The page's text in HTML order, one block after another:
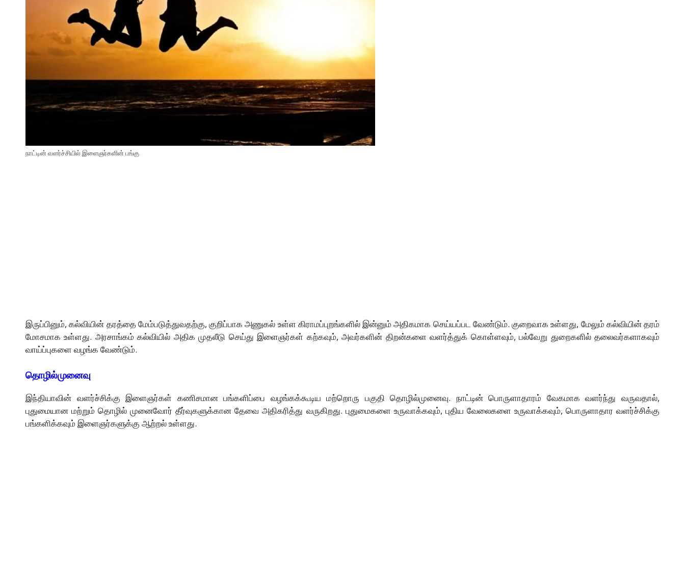
நாட்டின் வளர்ச்சியில் இளைஞர்களின் பங்கு
இருப்பினும், கல்வியின் தரத்தை மேம்படுத்துவதற்கு, குறிப்பாக அணுகல் உள்ள கிராமப்புறங்களில் இன்னும் அதிகமாக செய்யப்பட வேண்டும். குறைவாக உள்ளது, மேலும் கல்வியின் தரம்
மோசமாக உள்ளது. அரசாங்கம் கல்வியில் அதிக முதலீடு செய்து இளைஞர்கள் கற்கவும், அவர்களின் திறன்களை வளர்த்துக் கொள்ளவும், பல்வேறு துறைகளில் தலைவர்களாகவும்
வாய்ப்புகளை வழங்க வேண்டும்.
தொழில்முனைவு
இந்தியாவின் வளர்ச்சிக்கு இளைஞர்கள் கணிசமான பங்களிப்பை வழங்கக்கூடிய மற்றொரு பகுதி தொழில்முனைவு. நாட்டின் பொருளாதாரம் வேகமாக வளர்ந்து வருவதால்,
புதுமையான மற்றும் தொழில் முனைவோர் தீர்வுகளுக்கான தேவை அதிகரித்து வருகிறது. புதுமைகளை உருவாக்கவும், புதிய வேலைகளை உருவாக்கவும், பொருளாதார வளர்ச்சிக்கு
பங்களிக்கவும் இளைஞர்களுக்கு ஆற்றல் உள்ளது.